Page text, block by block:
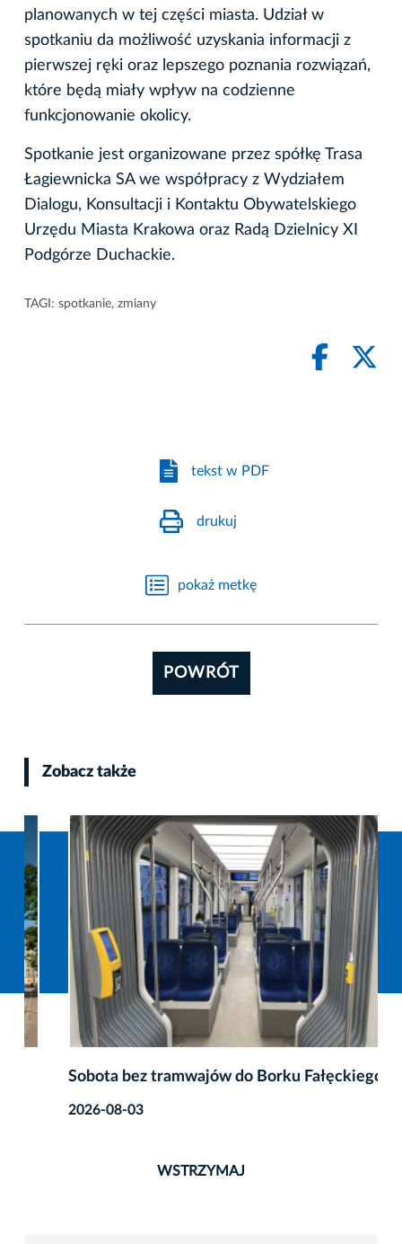
planowanych w tej części miasta. Udział w
spotkaniu da możliwość uzyskania informacji z
pierwszej ręki oraz lepszego poznania rozwiązań,
które będą miały wpływ na codzienne
funkcjonowanie okolicy.
Spotkanie jest organizowane przez spółkę Trasa
Łagiewnicka SA we współpracy z Wydziałem
Dialogu, Konsultacji i Kontaktu Obywatelskiego
Urzędu Miasta Krakowa oraz Radą Dzielnicy XI
Podgórze Duchackie.
TAGI: spotkanie, zmiany
tekst w PDF
drukuj
pokaż metkę
POWRÓT
Zobacz także
Sobota bez tramwajów do Borku Fałęckiego
2026-08-03
WSTRZYMAJ